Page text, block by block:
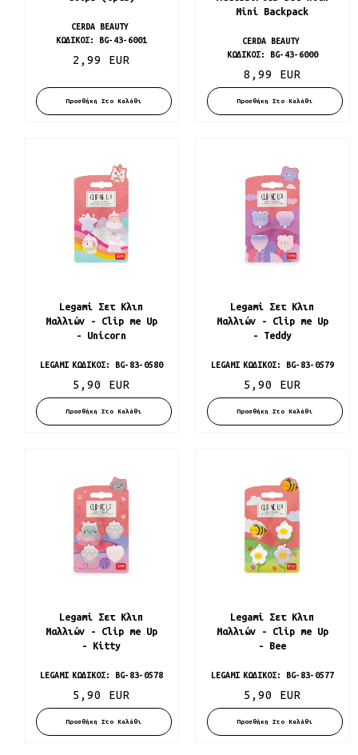
CERDA BEAUTY
ΚΩΔΙΚΌΣ:
BG-43-6001
2,99 EUR
Προσθήκη Στο Καλάθι
CERDA BEAUTY
ΚΩΔΙΚΌΣ:
BG-43-6000
Mini Backpack
8,99 EUR
Προσθήκη Στο Καλάθι
LEGAMI ΚΩΔΙΚΌΣ: BG-83-0580
Legami Σετ Κλιπ
Μαλλιών - Clip me Up
- Unicorn
5,90 EUR
Προσθήκη Στο Καλάθι
LEGAMI ΚΩΔΙΚΌΣ: BG-83-0579
Legami Σετ Κλιπ
Μαλλιών - Clip me Up
- Teddy
5,90 EUR
Προσθήκη Στο Καλάθι
LEGAMI ΚΩΔΙΚΌΣ: BG-83-0578
Legami Σετ Κλιπ
Μαλλιών - Clip me Up
- Kitty
5,90 EUR
Προσθήκη Στο Καλάθι
LEGAMI ΚΩΔΙΚΌΣ: BG-83-0577
Legami Σετ Κλιπ
Μαλλιών - Clip me Up
- Bee
5,90 EUR
Προσθήκη Στο Καλάθι